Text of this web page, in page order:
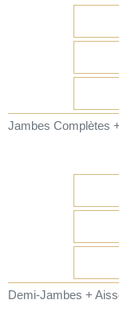
Jambes Complètes
Demi-Jambes +